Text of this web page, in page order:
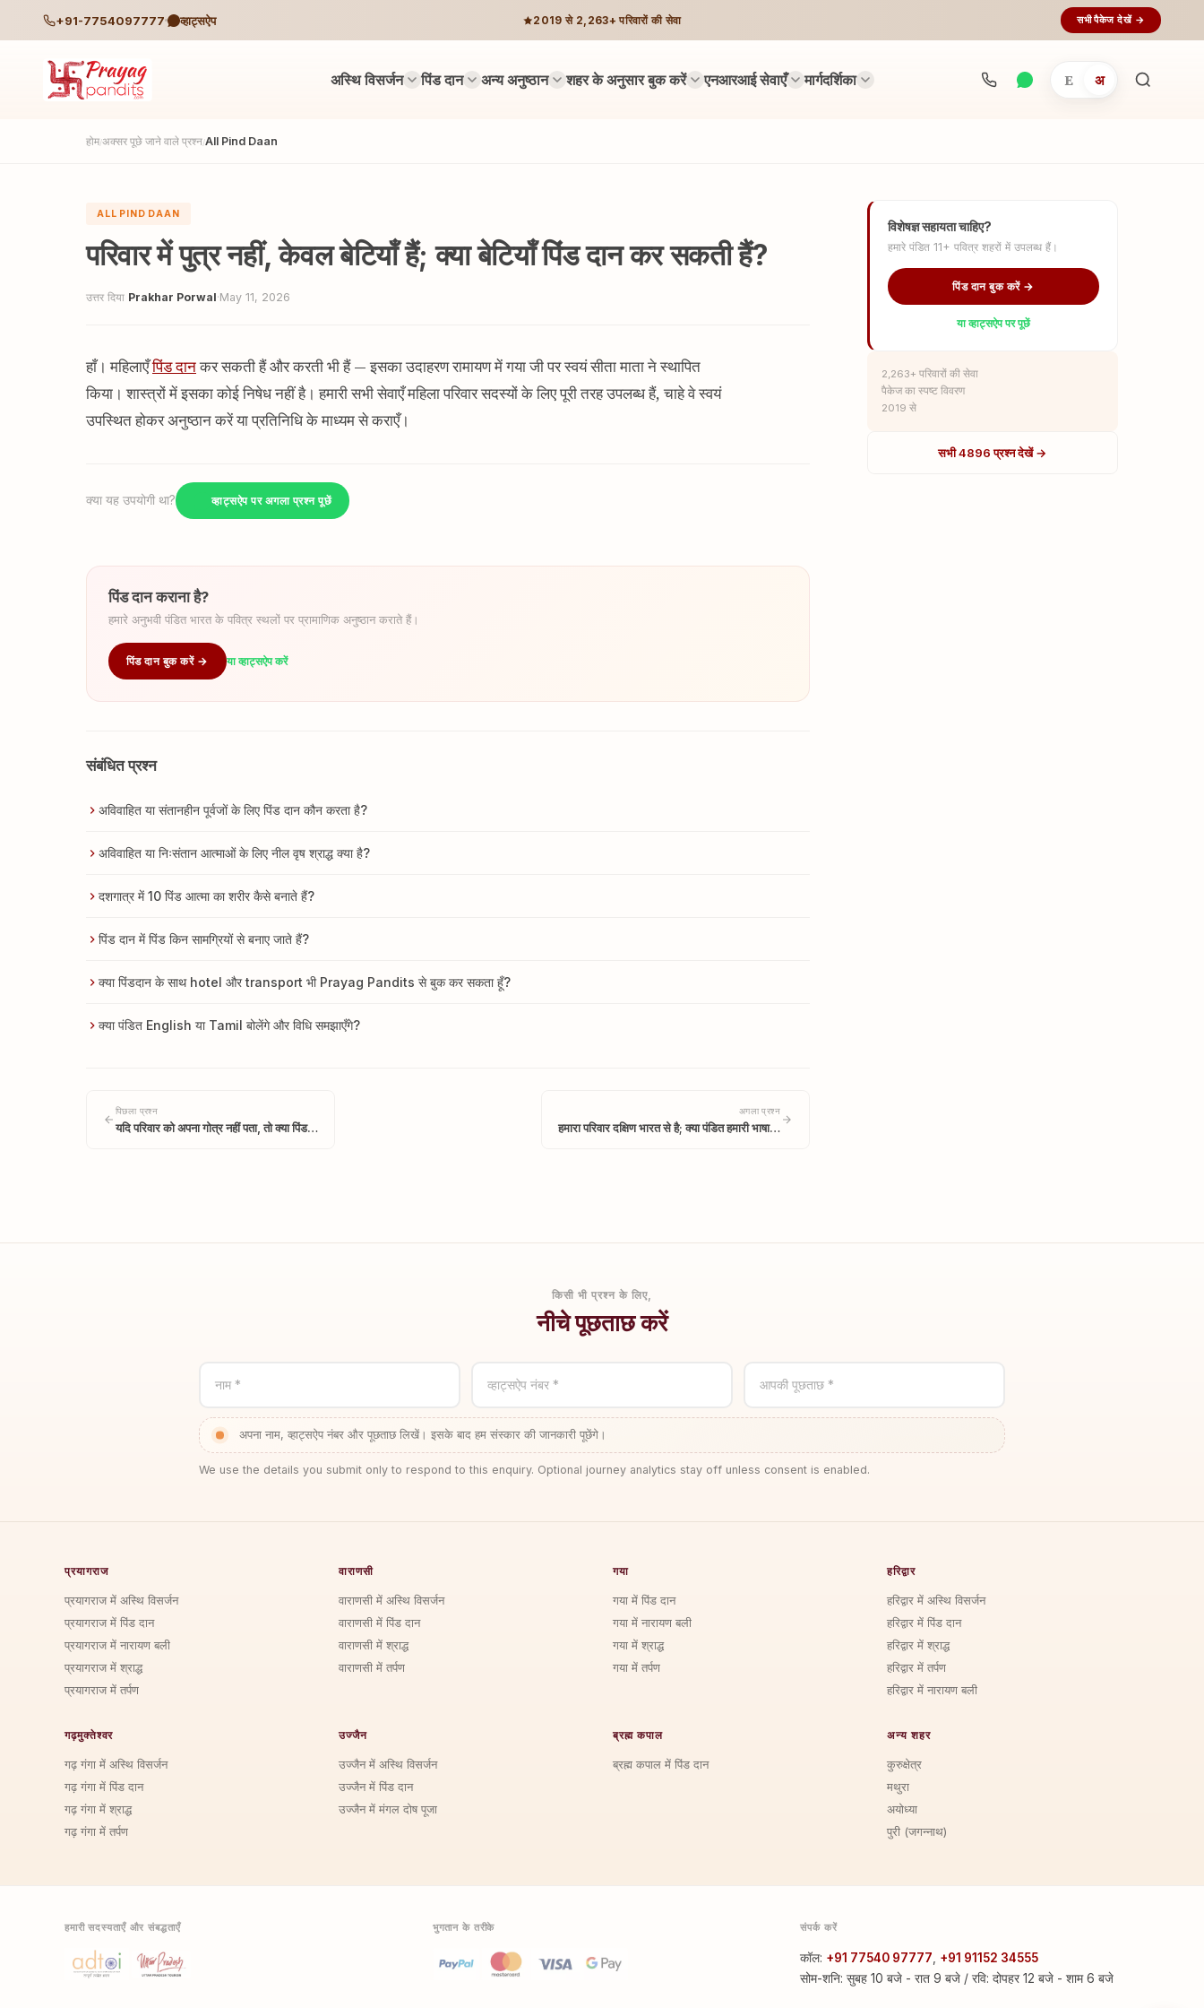
+91-7754097777 व्हाट्सऐप 2019 से 2,263+ परिवारों की सेवा सभी पैकेज देखें →
अस्थि विसर्जन पिंड दान अन्य अनुष्ठान शहर के अनुसार बुक करें एनआरआई सेवाएँ मार्गदर्शिका E अ
अनुष्ठान
होम/अक्सर पूछे जाने वाले प्रश्न/All Pind Daan
ALL PIND DAAN
परिवार में पुत्र नहीं, केवल बेटियाँ हैं; क्या बेटियाँ पिंड दान कर सकती हैं?
उत्तर दिया Prakhar Porwal·May 11, 2026
हाँ। महिलाएँपिंड दानकर सकती हैं और करती भी हैं — इसका उदाहरण रामायण में गया जी पर स्वयं सीता माता ने स्थापित
किया। शास्त्रों में इसका कोई निषेध नहीं है। हमारी सभी सेवाएँ महिला परिवार सदस्यों के लिए पूरी तरह उपलब्ध हैं, चाहे वे स्वयं
उपस्थित होकर अनुष्ठान करें या प्रतिनिधि के माध्यम से कराएँ।
क्या यह उपयोगी था? व्हाट्सऐप पर अगला प्रश्न पूछें
पिंड दान कराना है?
हमारे अनुभवी पंडित भारत के पवित्र स्थलों पर प्रामाणिक अनुष्ठान कराते हैं।
पिंड दान बुक करें → या व्हाट्सऐप करें
संबंधित प्रश्न
अविवाहित या संतानहीन पूर्वजों के लिए पिंड दान कौन करता है?
अविवाहित या निःसंतान आत्माओं के लिए नील वृष श्राद्ध क्या है?
दशगात्र में 10 पिंड आत्मा का शरीर कैसे बनाते हैं?
पिंड दान में पिंड किन सामग्रियों से बनाए जाते हैं?
क्या पिंडदान के साथ hotel और transport भी Prayag Pandits से बुक कर सकता हूँ?
क्या पंडित English या Tamil बोलेंगे और विधि समझाएँगे?
पिछला प्रश्न
यदि परिवार को अपना गोत्र नहीं पता, तो क्या पिंड…
अगला प्रश्न
हमारा परिवार दक्षिण भारत से है; क्या पंडित हमारी भाषा…
विशेषज्ञ सहायता चाहिए?
हमारे पंडित 11+ पवित्र शहरों में उपलब्ध हैं।
पिंड दान बुक करें →
या व्हाट्सऐप पर पूछें
2,263+ परिवारों की सेवा
पैकेज का स्पष्ट विवरण
2019 से
सभी 4896 प्रश्न देखें →
किसी भी प्रश्न के लिए,
नीचे पूछताछ करें
नाम * व्हाट्सऐप नंबर * आपकी पूछताछ *
अपना नाम, व्हाट्सऐप नंबर और पूछताछ लिखें। इसके बाद हम संस्कार की जानकारी पूछेंगे।
We use the details you submit only to respond to this enquiry. Optional journey analytics stay off unless consent is enabled.
प्रयागराज
प्रयागराज में अस्थि विसर्जन
प्रयागराज में पिंड दान
प्रयागराज में नारायण बली
प्रयागराज में श्राद्ध
प्रयागराज में तर्पण
वाराणसी
वाराणसी में अस्थि विसर्जन
वाराणसी में पिंड दान
वाराणसी में श्राद्ध
वाराणसी में तर्पण
गया
गया में पिंड दान
गया में नारायण बली
गया में श्राद्ध
गया में तर्पण
हरिद्वार
हरिद्वार में अस्थि विसर्जन
हरिद्वार में पिंड दान
हरिद्वार में श्राद्ध
हरिद्वार में तर्पण
हरिद्वार में नारायण बली
गढ़मुक्तेश्वर
गढ़ गंगा में अस्थि विसर्जन
गढ़ गंगा में पिंड दान
गढ़ गंगा में श्राद्ध
गढ़ गंगा में तर्पण
उज्जैन
उज्जैन में अस्थि विसर्जन
उज्जैन में पिंड दान
उज्जैन में मंगल दोष पूजा
ब्रह्म कपाल
ब्रह्म कपाल में पिंड दान
अन्य शहर
कुरुक्षेत्र
मथुरा
अयोध्या
पुरी (जगन्नाथ)
हमारी सदस्यताएँ और संबद्धताएँ भुगतान के तरीके संपर्क करें
कॉल: +91 77540 97777
+91 91152 34555
सोम-शनि: सुबह 10 बजे - रात 9 बजे / रवि: दोपहर 12 बजे - शाम 6 बजे